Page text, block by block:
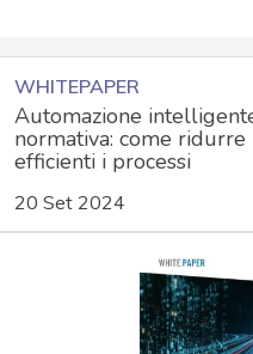
WHITEPAPER
Automazione
normativa: come
efficienti i processi
20 Set 2024